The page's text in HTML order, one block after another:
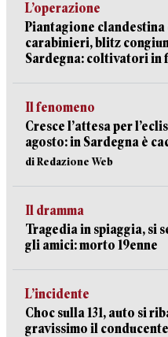
L’operazione
Piantagione
carabinieri, blitz
Sardegna: coltivatori in
Il fenomeno
Cresce l’attesa per
agosto: in Sardegna è
di Redazione Web
Il dramma
Tragedia in spiaggia, si
gli amici: morto 19enne
L’incidente
Choc sulla 131, auto si
gravissimo il conducente